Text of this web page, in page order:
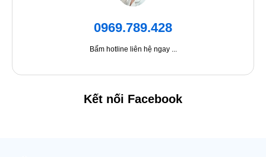
0969.789.428
Bấm hotline liên hệ ngay ...
Kết nối Facebook